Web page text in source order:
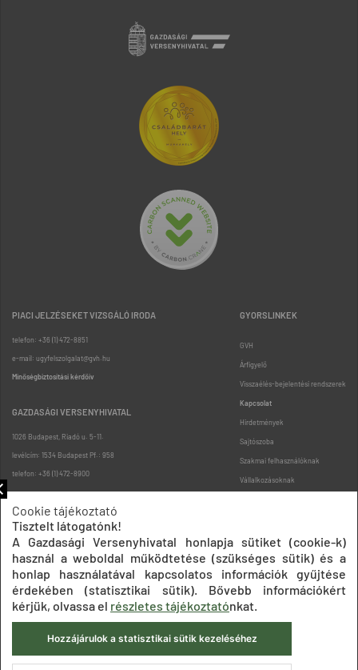
PIACI JELZÉSEKET VIZSGÁLÓ IRODA
telefon: +36 (1) 472-8851
e-mail: ugyfelszolgalat@gvh.hu
Minőségbiztosítási kérdőív
GAZDASÁGI VERSENYHIVATAL
1026 Budapest, Riadó u. 5-11.
levélcím: 1534 Budapest Pf.: 958
telefon: +36 (1) 472-8900
GYORSLINKEK
GVH
Árfigyelő
Visszaélés-bejelentési rendszerek
Kapcsolat
Hirdetmények
Sajtószoba
Szakmai felhasználóknak
Vállalkozásoknak
Oldaltérkép
Impresszum Adatkezelési tájékoztatók
Akadálymentesítési nyilatkozat
Közadatkereső
Süti beállítások ÁSZF
Cookie tájékoztató
Tisztelt látogatónk!
A Gazdasági Versenyhivatal honlapja sütiket (cookie-k)
használ a weboldal működtetése (szükséges sütik) és a
honlap használatával kapcsolatos információk gyűjtése
érdekében (statisztikai sütik). Bővebb információkért
kérjük, olvassa el részletes tájékoztatónkat.
Hozzájárulok a statisztikai sütik kezeléséhez